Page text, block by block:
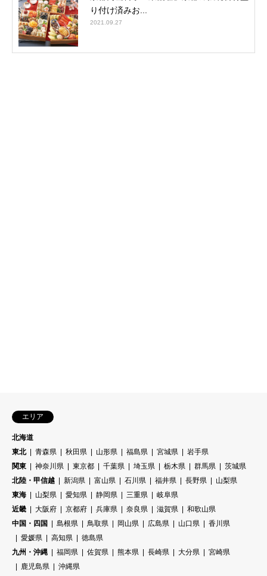
り付け済みお...
2021.09.27
エリア
北海道
東北
青森県 秋田県 山形県 福島県 宮城県
岩手県
関東
神奈川県 東京都 千葉県 埼玉県 栃木県 群馬県
茨城県
北陸・甲信越
新潟県 富山県 石川県 福井県 長野県
山梨県
東海
山梨県 愛知県 静岡県 三重県
岐阜県
近畿
大阪府 京都府 兵庫県 奈良県 滋賀県
和歌山県
中国・四国
島根県 鳥取県 岡山県 広島県 山口県
香川県
愛媛県
高知県
徳島県
九州・沖縄
福岡県 佐賀県 熊本県 長崎県 大分県
宮崎県
鹿児島県
沖縄県